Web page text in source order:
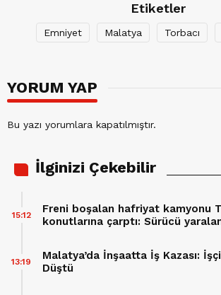
Etiketler
Emniyet Malatya Torbacı
YORUM YAP
Bu yazı yorumlara kapatılmıştır.
İlginizi Çekebilir
Freni boşalan hafriyat kamyonu
konutlarına çarptı: Sürücü
15:12
Malatya’da İnşaatta İş Kazası:
Düştü
13:19